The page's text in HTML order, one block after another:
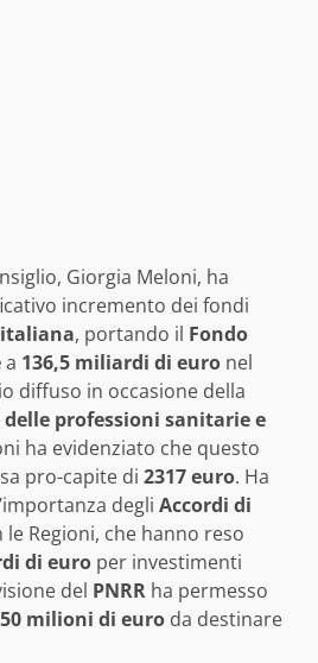
Giorgia Meloni, ha
incremento dei fondi
, portando il Fondo
a 136,5 miliardi di euro nel
diffuso in occasione della
professioni sanitarie e
ha evidenziato che questo
pro-capite di 2317 euro. Ha
degli Accordi di
Regioni, che hanno reso
di euro per investimenti
del PNRR ha permesso
milioni di euro da destinare